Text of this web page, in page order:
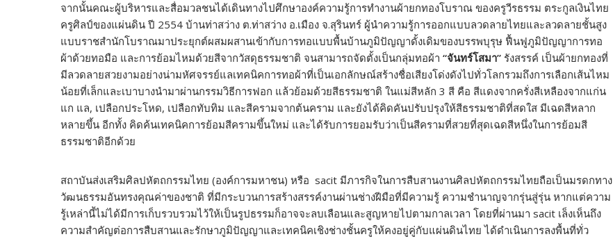
จากนั้นคณะผู้บริหารและสื่อมวลชนได้เดินทางไปศึกษาองค์ความรู้การทํางานผ้ายกทองโบราณ ของครูวีรธรรม ตระกูลเงินไทย
ครูศิลป์ของแผ่นดิน ปี 2554 บ้านท่าสว่าง ต.ท่าสว่าง อ.เมือง จ.สุรินทร์ ผู้นำความรู้การออกแบบลวดลายไทยและลวดลายชั้นสูง
แบบราชสำนักโบราณมาประยุกต์ผสมผสานเข้ากับการทอแบบพื้นบ้านภูมิปัญญาดั้งเดิมของบรรพบุรุษ ฟื้นฟูภูมิปัญญาการทอ
ผ้าด้วยทอมือ และการย้อมไหมด้วยสีจากวัสดุธรรมชาติ จนสามารถจัดตั้งเป็นกลุ่มทอผ้า “จันทร์โสมา” รังสรรค์ เป็นผ้ายกทองที่
มีลวดลายสวยงามอย่างน่ามหัศจรรย์แลเทคนิคการทอผ้าที่เป็นเอกลักษณ์สร้างชื่อเสียงโด่งดังไปทั่วโลกรวมถึงการเลือกเส้นไหม
น้อยที่เล็กและเบาบางนำมาผ่านกรรมวิธีการฟอก แล้วย้อมด้วยสีธรรมชาติ ในแม่สีหลัก 3 สี คือ สีแดงจากครั่งสีเหลืองจากแก่น
แก แล, เปลือกประโหด, เปลือกทับทิม และสีครามจากต้นคราม และยังได้คิดคันปรับปรุงให้สีธรรมชาติที่สดใส มีเฉดสีหลาก
หลายขึ้น อีกทั้ง คิดค้นเทคนิคการย้อมสีครามขึ้นใหม่ และได้รับการยอมรับว่าเป็นสีครามที่สวยที่สุดเฉดสีหนึ่งในการย้อมสี
ธรรมชาติอีกด้วย
สถาบันส่งเสริมศิลปหัตถกรรมไทย (องค์การมหาชน) หรือ sacit มีภารกิจในการสืบสานงานศิลปหัตถกรรมไทยถือเป็นมรดกทาง
วัฒนธรรมอันทรงคุณค่าของชาติ ที่มีกระบวนการสร้างสรรค์งานผ่านช่างฝีมือที่มีความรู้ ความชำนาญจากรุ่นสู่รุ่น หากแต่ความ
รู้เหล่านี้ไม่ได้มีการเก็บรวบรวมไว้ให้เป็นรูปธรรมก็อาจจะลบเลือนและสูญหายไปตามกาลเวลา โดยที่ผ่านมา sacit เล็งเห็นถึง
ความสำคัญต่อการสืบสานและรักษาภูมิปัญญาและเทคนิคเชิงช่างชั้นครูให้คงอยู่คู่กับแผ่นดินไทย ได้ดำเนินการลงพื้นที่ทั่ว